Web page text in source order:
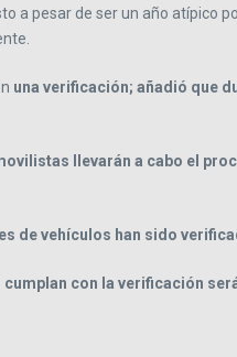
a pesar de ser un año atípico
una verificación; añadió que
llevarán a cabo el
de vehículos han sido
cumplan con la verificación